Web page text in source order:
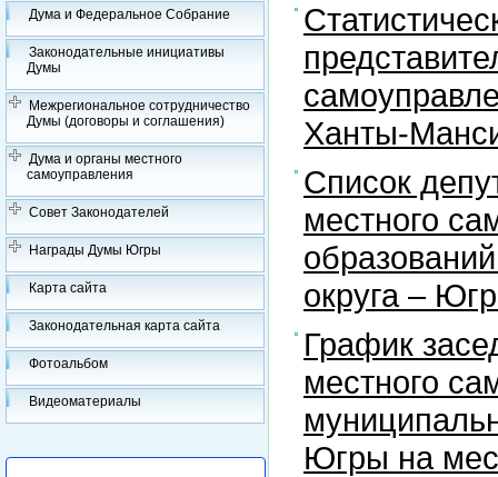
Дума и Федеральное Собрание
Законодательные инициативы
Думы
Межрегиональное сотрудничество
Думы (договоры и соглашения)
Дума и органы местного
самоуправления
Совет Законодателей
Награды Думы Югры
Карта сайта
Законодательная карта сайта
Фотоальбом
Видеоматериалы
Ханты-
Список
местного
округа –
График
местного
Югры на